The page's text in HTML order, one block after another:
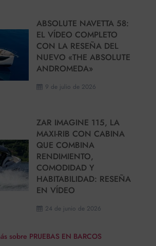
9 de julio de 2026
ABSOLUTE NAVETTA 58:
EL VÍDEO COMPLETO
CON LA RESEÑA DEL
NUEVO «THE ABSOLUTE
ANDROMEDA»
24 de junio de 2026
ZAR IMAGINE 115, LA
MAXI-RIB CON CABINA
QUE COMBINA
RENDIMIENTO,
COMODIDAD Y
HABITABILIDAD: RESEÑA
EN VÍDEO
sobre PRUEBAS EN BARCOS